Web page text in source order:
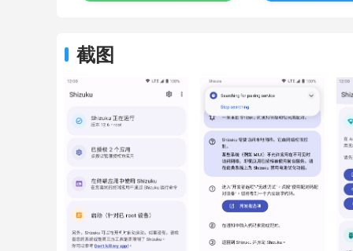
截图